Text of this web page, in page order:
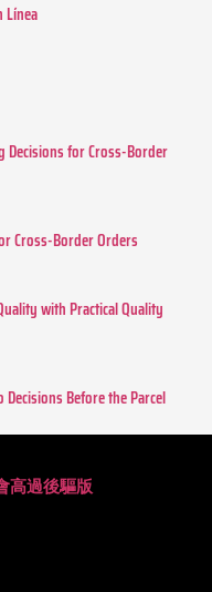
Línea
Decisions for Cross-Border
Cross-Border Orders
with Practical Quality
Before the Parcel
高過後驅版